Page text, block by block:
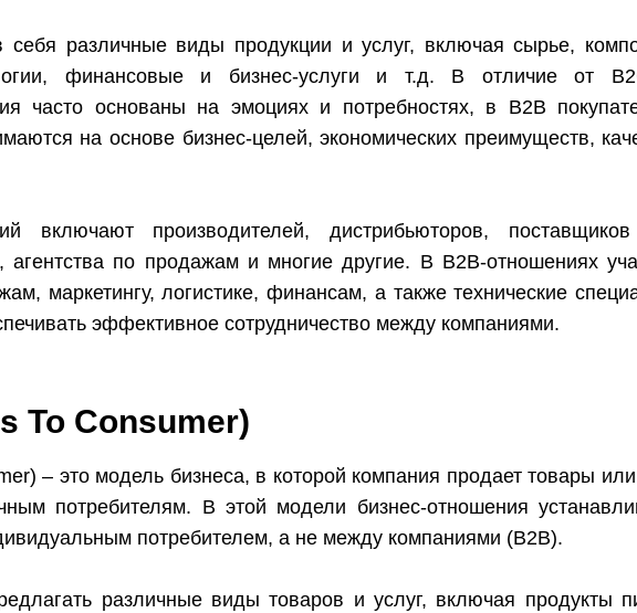
себя различные виды продукции и услуг, включая сырье,
финансовые и бизнес-услуги и т.д. В отличие от
часто основаны на эмоциях и потребностях, в B2B
на основе бизнес-целей, экономических преимуществ,
включают производителей, дистрибьюторов, поставщиков
по продажам и многие другие. В B2B-отношениях
маркетингу, логистике, финансам, а также технические
эффективное сотрудничество между компаниями.
To Consumer)
– это модель бизнеса, в которой компания продает товары или
потребителям. В этой модели бизнес-отношения
потребителем, а не между компаниями (B2B).
различные виды товаров и услуг, включая продукты